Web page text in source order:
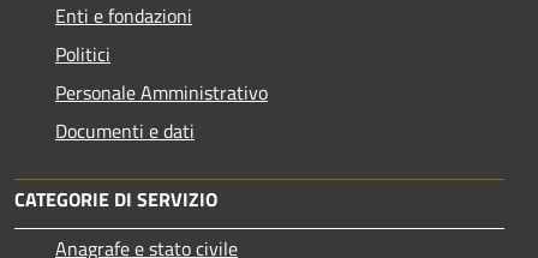
Enti e fondazioni
Politici
Personale Amministrativo
Documenti e dati
CATEGORIE DI SERVIZIO
Anagrafe e stato civile